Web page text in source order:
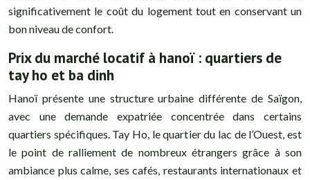
significativement le coût du logement tout en conservant un
bon niveau de confort.
Prix du marché locatif à hanoï : quartiers de
tay ho et ba dinh
Hanoï présente une structure urbaine différente de Saïgon,
avec une demande expatriée concentrée dans certains
quartiers spécifiques. Tay Ho, le quartier du lac de l’Ouest, est
le point de ralliement de nombreux étrangers grâce à son
ambiance plus calme, ses cafés, restaurants internationaux et